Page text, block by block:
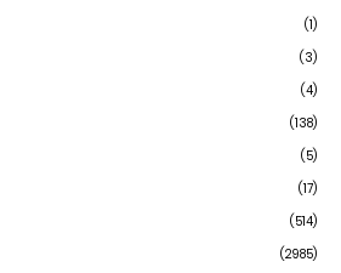
(1)
(3)
(4)
(138)
(5)
(17)
(514)
(2985)